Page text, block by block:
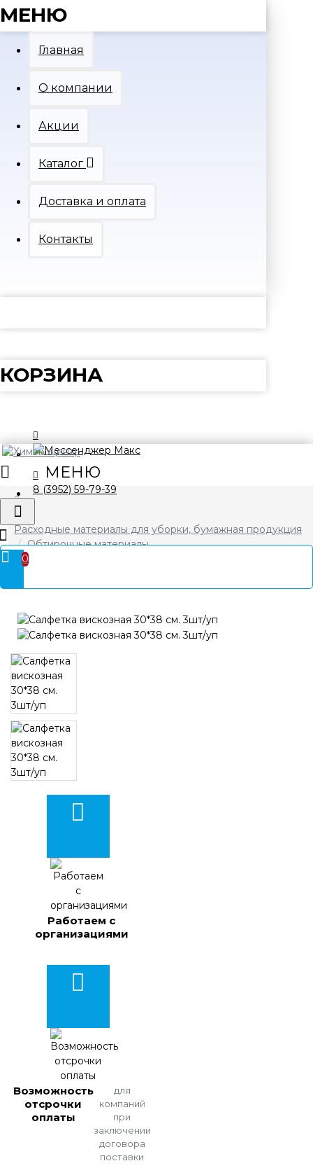
МЕНЮ
Главная
О компании
Акции
Каталог
Доставка и оплата
Контакты
КОРЗИНА
8 (3952) 59-79-39
0
Расходные материалы для уборки, бумажная продукция
Обтирочные материалы
Салфетка вискозная 30*38 см. 3шт/уп
Работаем с
организациями
Возможность
отсрочки
оплаты
для
компаний
при
заключении
договора
поставки